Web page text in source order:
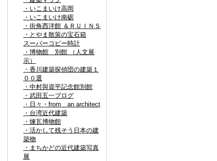
・いこまいけ高岡
・いこまいけ南砺
・街角西洋館 ＆ＲＵＩＮＳ
・とやま散策の宝石箱
スーパーコピー時計
・博物館 別館 （人文展
示）
・香川建築探偵団の建築１
００選
・中村與資平記念館別館
・武田五一ブログ
・日々・from an architect
・台湾近代建築
・煉瓦博物館
・活かして残そう日本の建
築物
・まちかどの近代建築写真
展